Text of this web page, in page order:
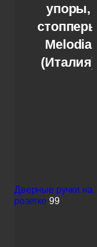
упоры,
Melodia
(Италия)
Дверные ручки на
розетке 99